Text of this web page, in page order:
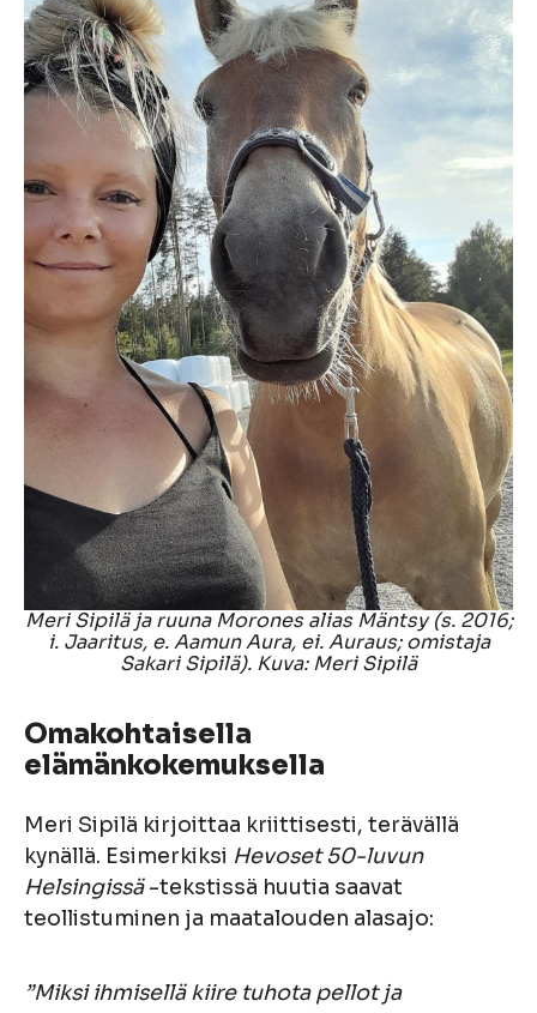
Meri Sipilä ja ruuna Morones alias Mäntsy (s. 2016;
i. Jaaritus, e. Aamun Aura, ei. Auraus; omistaja
Sakari Sipilä). Kuva: Meri Sipilä
Omakohtaisella
elämänkokemuksella
Meri Sipilä kirjoittaa kriittisesti, terävällä
kynällä. Esimerkiksi Hevoset 50-luvun
Helsingissä-tekstissä huutia saavat
teollistuminen ja maatalouden alasajo:
”Miksi ihmisellä kiire tuhota pellot ja